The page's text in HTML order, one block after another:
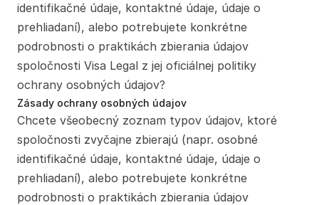
identifikačné údaje, kontaktné údaje, údaje o
prehliadaní), alebo potrebujete konkrétne
podrobnosti o praktikách zbierania údajov
spoločnosti Visa Legal z jej oficiálnej politiky
ochrany osobných údajov?
Zásady ochrany osobných údajov
Chcete všeobecný zoznam typov údajov, ktoré
spoločnosti zvyčajne zbierajú (napr. osobné
identifikačné údaje, kontaktné údaje, údaje o
prehliadaní), alebo potrebujete konkrétne
podrobnosti o praktikách zbierania údajov